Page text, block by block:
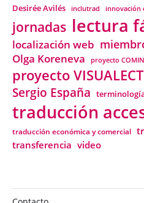
Desirée Avilés inclutrad innovación
jornadas lectura
localización web
Olga Koreneva proyecto
proyecto VISUALECT
Sergio España
traducción
traducción económica y comercial
transferencia video